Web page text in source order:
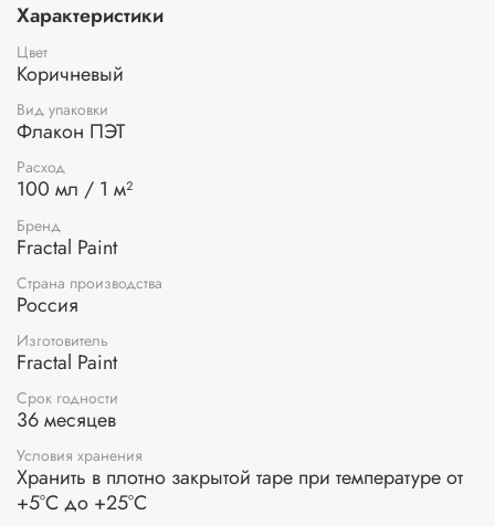
меловых красок тщательно очистите и обработайте
поверхность шкуркой и обезжиривающим составом. Для
покраски пластика и ЛДСП используйте универсальный
адгезионный грунт для лучшего сцепления краски с
поверхностью. Грунт нанесите ровным слоем с помощью
валика или кисти. Если на поверхности есть пятна от
красок и жира, используйте блокирующий грунт.
Применение:
помощью валика или кисти. Для получения сложных
оттенков смешайте различные цвета на палитре. Для
получения яркого плотного цвета нанесите краску в 2
слоя.
Характеристики
Цвет
Коричневый
Вид упаковки
Флакон ПЭТ
Расход
100 мл / 1 м²
Бренд
Fractal Paint
Страна производства
Россия
Изготовитель
Fractal Paint
Срок годности
36 месяцев
Условия хранения
Хранить в плотно закрытой таре при температуре от
+5°С до +25°С